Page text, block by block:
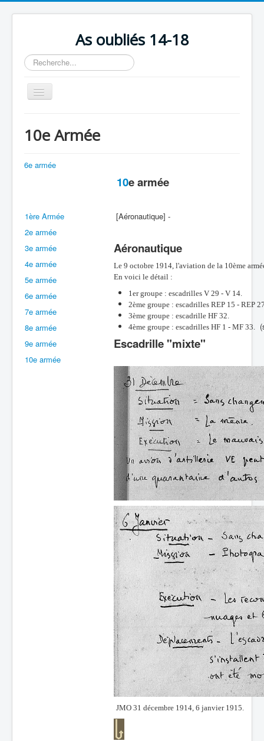
As oubliés 14-18
Rechercher
Basculer
la
Chronologie
Escadrilles
Personnels
Doctrines
Batailles
Les As
10e Armée
6e armée
10e armée
1ère Armée
2e armée
3e armée
4e armée
5e armée
6e armée
7e armée
8e armée
9e armée
10e armée
[Aéronautique] -
Aéronautique
Le 9 octobre 1914, l'aviation de la 10ème
En voici le détail :
1er groupe : escadrilles V 29 - V 14.
2ème groupe : escadrilles REP 15 - REP
3ème groupe : escadrille HF 32.
4ème groupe : escadrilles HF 1 - MF 33.
Escadrille "mixte"
JMO 31 décembre 1914, 6 janvier 1915.